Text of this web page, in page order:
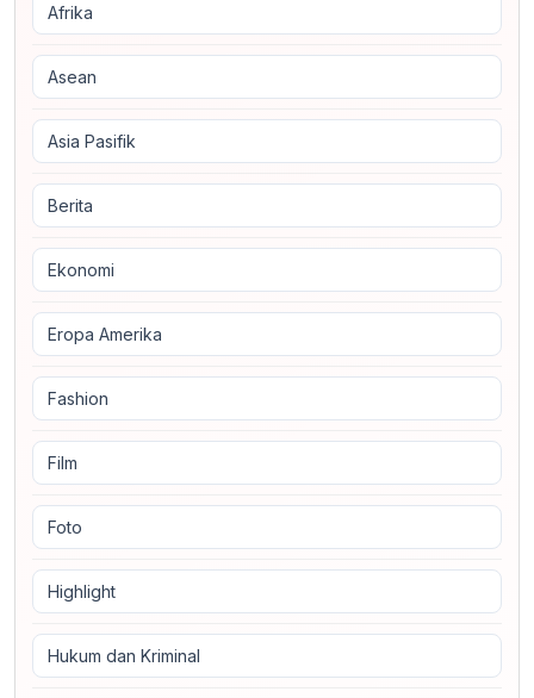
Afrika
Asean
Asia Pasifik
Berita
Ekonomi
Eropa Amerika
Fashion
Film
Foto
Highlight
Hukum dan Kriminal